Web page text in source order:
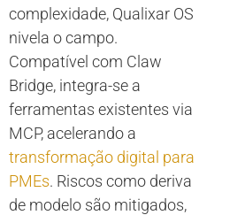
complexidade, Qualixar OS
nivela o campo.
Compatível com Claw
Bridge, integra-se a
ferramentas existentes via
MCP, acelerando a
transformação digital para
PMEs. Riscos como deriva
de modelo são mitigados,